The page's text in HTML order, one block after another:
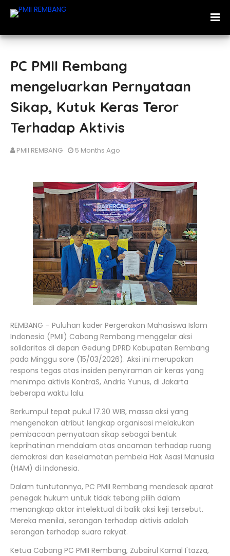
PC PMII Rembang
mengeluarkan Pernyataan
Sikap, Kutuk Keras Teror
Terhadap Aktivis
PMII REMBANG 5 Months Ago
REMBANG – Puluhan kader Pergerakan Mahasiswa Islam
Indonesia (PMII) Cabang Rembang menggelar aksi
solidaritas di depan Gedung DPRD Kabupaten Rembang
pada Minggu sore (15/03/2026). Aksi ini merupakan
respons tegas atas insiden penyiraman air keras yang
menimpa aktivis KontraS, Andrie Yunus, di Jakarta
beberapa waktu lalu.
Berkumpul tepat pukul 17.30 WIB, massa aksi yang
mengenakan atribut lengkap organisasi melakukan
pembacaan pernyataan sikap sebagai bentuk
keprihatinan mendalam atas ancaman terhadap ruang
demokrasi dan keselamatan pembela Hak Asasi Manusia
(HAM) di Indonesia.
Dalam tuntutannya, PC PMII Rembang mendesak aparat
penegak hukum untuk tidak tebang pilih dalam
menangkap aktor intelektual di balik aksi keji tersebut.
Mereka menilai, serangan terhadap aktivis adalah
serangan terhadap suara rakyat.
Ketua Cabang PC PMII Rembang, Zubairul Kamal I'tazza,